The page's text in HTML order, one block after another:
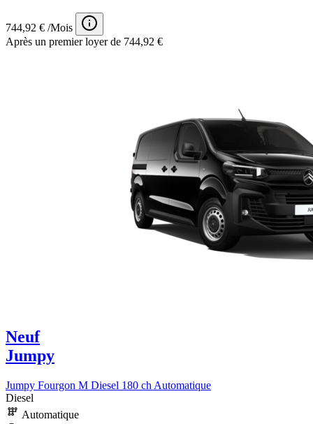
744,92 € /Mois
Après un premier loyer de 744,92 €
Neuf
Jumpy
Jumpy Fourgon M Diesel 180 ch Automatique
Diesel
Automatique